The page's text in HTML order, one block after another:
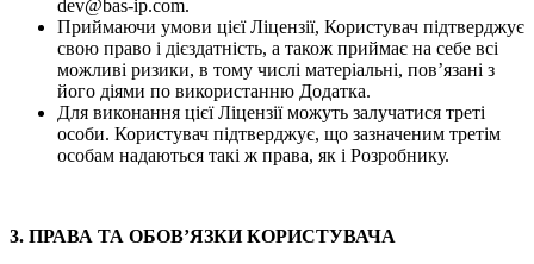
dev@bas-ip.com.
Приймаючи умови цієї Ліцензії, Користувач підтверджує
свою право і дієздатність, а також приймає на себе всі
можливі ризики, в тому числі матеріальні, пов’язані з
його діями по використанню Додатка.
Для виконання цієї Ліцензії можуть залучатися треті
особи. Користувач підтверджує, що зазначеним третім
особам надаються такі ж права, як і Розробнику.
3. ПРАВА ТА ОБОВ’ЯЗКИ КОРИСТУВАЧА